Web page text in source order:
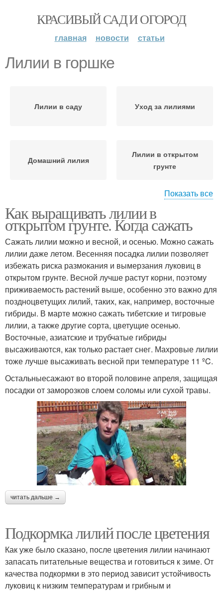
КРАСИВЫЙ САД И ОГОРОД
главная новости статьи
Лилии в горшке
Лилии в саду Уход за лилиями
Домашний лилия
Лилии в открытом
грунте
Средство для лилий Лилии в вазе
Лилии в воде
Показать все
Как выращивать лилии в
открытом грунте. Когда сажать
Сажать лилии можно и весной, и осенью. Можно сажать
лилии даже летом. Весенняя посадка лилии позволяет
избежать риска размокания и вымерзания луковиц в
открытом грунте. Весной лучше растут корни, поэтому
приживаемость растений выше, особенно это важно для
поздноцветущих лилий, таких, как, например, восточные
гибриды. В марте можно сажать тибетские и тигровые
лилии, а также другие сорта, цветущие осенью.
Восточные, азиатские и трубчатые гибриды
высаживаются, как только растает снег. Махровые лилии
тоже лучше высаживать весной при температуре 11 ºC.
Остальныесажают во второй половине апреля, защищая
посадки от заморозков слоем соломы или сухой травы.
читать дальше →
Подкормка лилий после цветения
Как уже было сказано, после цветения лилии начинают
запасать питательные вещества и готовиться к зиме. От
качества подкормки в это период зависит устойчивость
луковиц к низким температурам и грибным и